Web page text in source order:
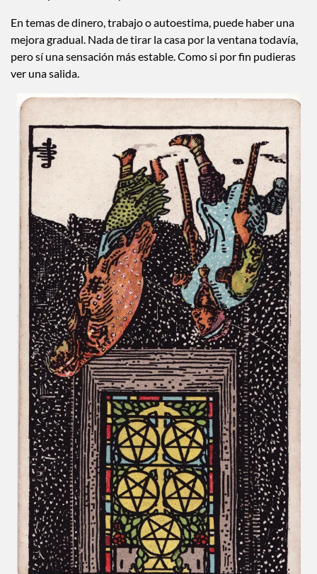
En temas de dinero, trabajo o autoestima, puede haber una
mejora gradual. Nada de tirar la casa por la ventana todavía,
pero sí una sensación más estable. Como si por fin pudieras
ver una salida.